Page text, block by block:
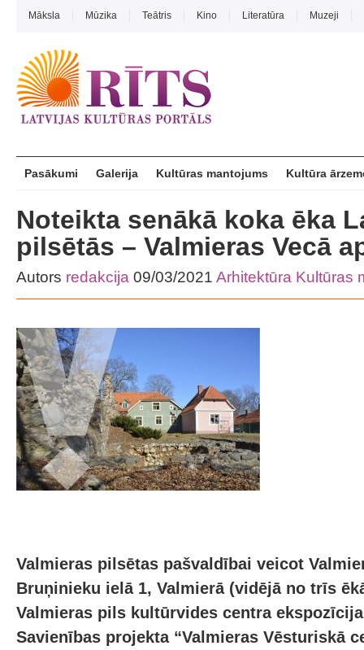
Māksla Mūzika Teātris Kino Literatūra Muzeji
Pasākumi Galerija Kultūras mantojums Kultūra
Noteikta senākā koka ēka
pilsētās – Valmieras Vecā
Autors redakcija 09/03/2021 Arhitektūra Kultūras
Valmieras pilsētas pašvaldībai veicot
Bruņinieku ielā 1, Valmierā (vidējā no trīs
Valmieras pils kultūrvides centra
Savienības projekta “Valmieras Vēsturiskā